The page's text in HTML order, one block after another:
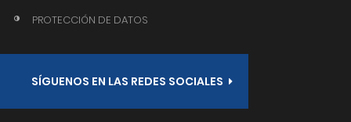
PROTECCIÓN DE DATOS
SÍGUENOS EN LAS REDES SOCIALES